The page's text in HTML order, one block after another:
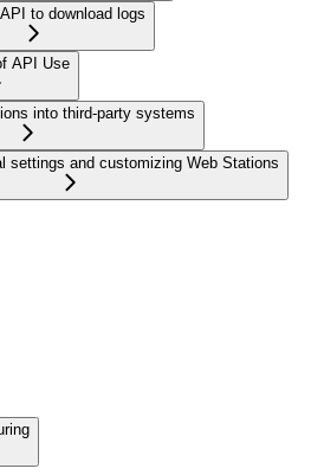
to download logs
API Use
into third-party systems
settings and customizing Web Stations